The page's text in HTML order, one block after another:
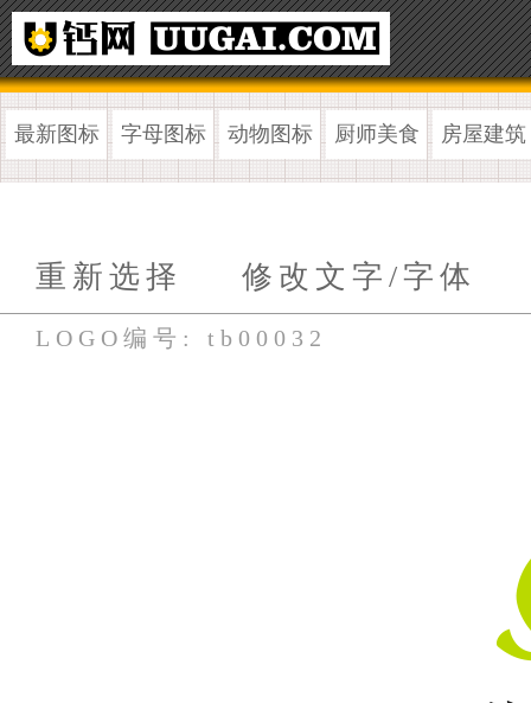
最新图标 字母图标 动物图标 厨师美食 房屋建筑
重新选择 修改文字/字体
LOGO编号: tb00032